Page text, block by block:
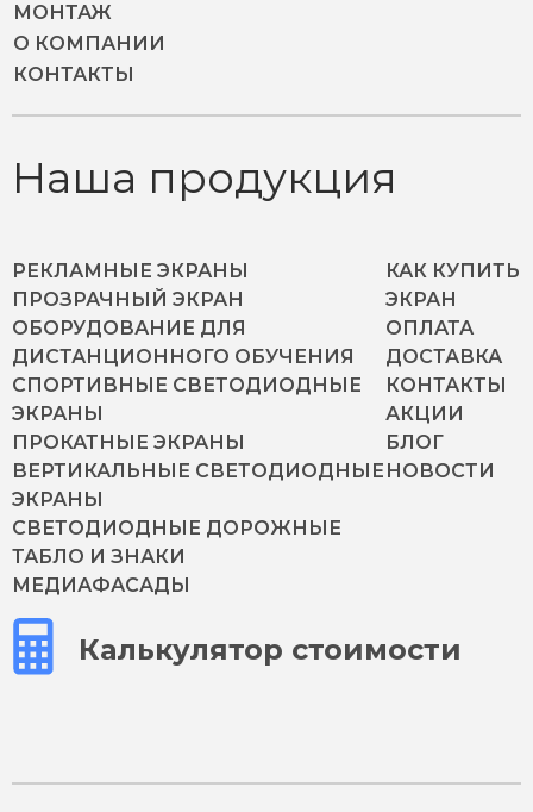
МОНТАЖ
О КОМПАНИИ
КОНТАКТЫ
Наша продукция
РЕКЛАМНЫЕ ЭКРАНЫ
ПРОЗРАЧНЫЙ ЭКРАН
ОБОРУДОВАНИЕ ДЛЯ
ДИСТАНЦИОННОГО ОБУЧЕНИЯ
СПОРТИВНЫЕ СВЕТОДИОДНЫЕ
ЭКРАНЫ
ПРОКАТНЫЕ ЭКРАНЫ
ВЕРТИКАЛЬНЫЕ СВЕТОДИОДНЫЕ
ЭКРАНЫ
СВЕТОДИОДНЫЕ ДОРОЖНЫЕ
ТАБЛО И ЗНАКИ
МЕДИАФАСАДЫ
КАК КУПИТЬ
ЭКРАН
ОПЛАТА
ДОСТАВКА
КОНТАКТЫ
АКЦИИ
БЛОГ
НОВОСТИ
Калькулятор стоимости